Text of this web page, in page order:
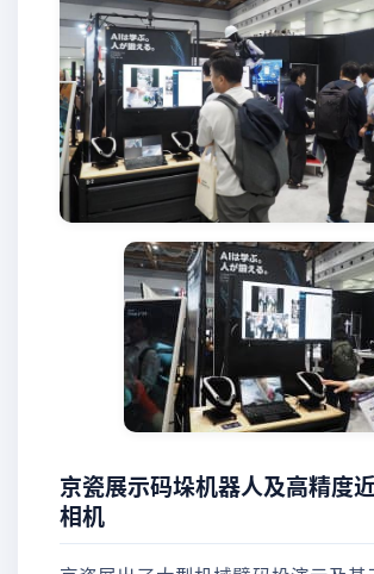
京瓷展示码垛机器人及高精度
相机